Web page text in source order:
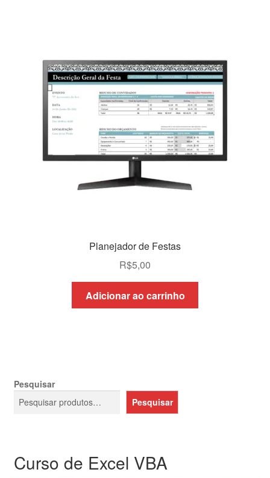
Planejador de Festas
R$5,00
Adicionar ao carrinho
Pesquisar
Pesquisar
Curso de Excel VBA